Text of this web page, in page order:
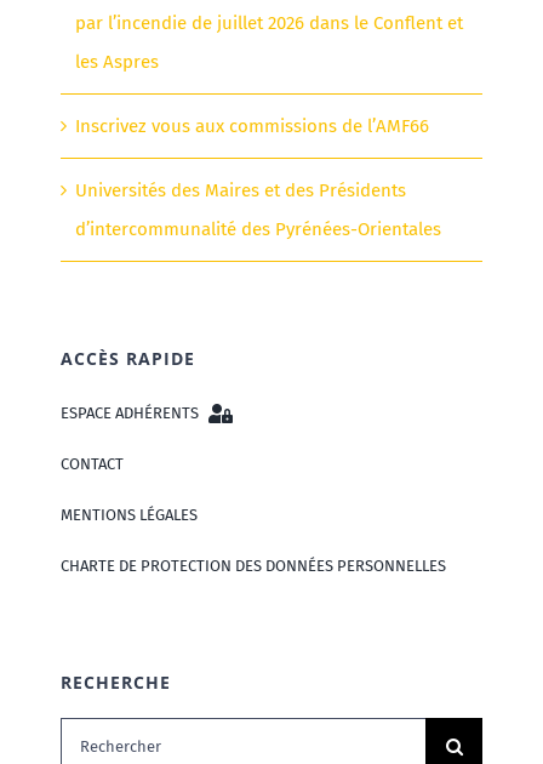
par l’incendie de juillet 2026 dans le Conflent et
les Aspres
Inscrivez vous aux commissions de l’AMF66
Universités des Maires et des Présidents
d’intercommunalité des Pyrénées-Orientales
ACCÈS RAPIDE
ESPACE ADHÉRENTS
CONTACT
MENTIONS LÉGALES
CHARTE DE PROTECTION DES DONNÉES PERSONNELLES
RECHERCHE
Rechercher: